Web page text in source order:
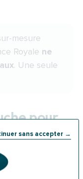
sans accepter →
mesure
Royale ne
. Une seule
pour